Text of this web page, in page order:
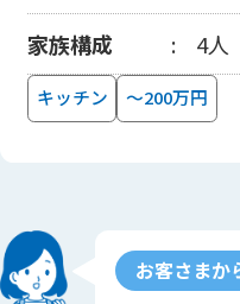
家族構成
4人
キッチン ～200万円
お客さまか